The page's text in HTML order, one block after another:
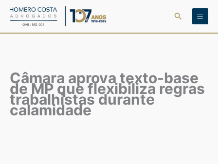
para
Pesquisar
Câmara aprova texto-base
de MP que flexibiliza regras
trabalhistas durante
calamidade